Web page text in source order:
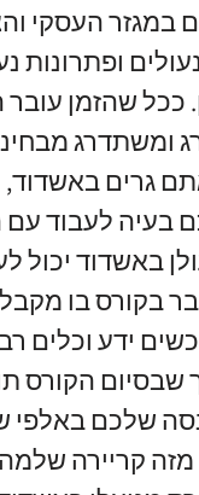
במגזר העסקי
ופתרונות
. ככל שהזמן
ומשתדרג
גרים באשדוד,
בעיה לעבוד עם
באשדוד יכול
בקורס בו
ידע וכלים
הקורס
שלכם באלפי
קריירה שלמה